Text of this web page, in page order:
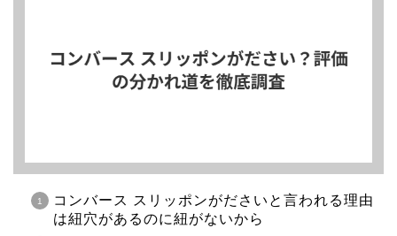
コンバース スリッポンがださいと言われる理由
は紐穴があるのに紐がないから